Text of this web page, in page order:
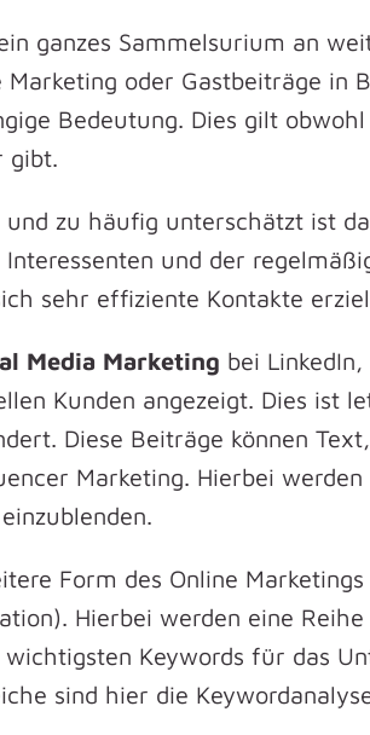
ganzes Sammelsurium an
oder Gastbeiträge in
Bedeutung. Dies gilt
gibt.
zu häufig unterschätzt ist
Interessenten und der
sehr effiziente Kontakte
Media Marketing bei
Kunden angezeigt. Dies ist
Diese Beiträge können
Marketing. Hierbei
Form des Online
Hierbei werden eine
Keywords für das
sind hier die